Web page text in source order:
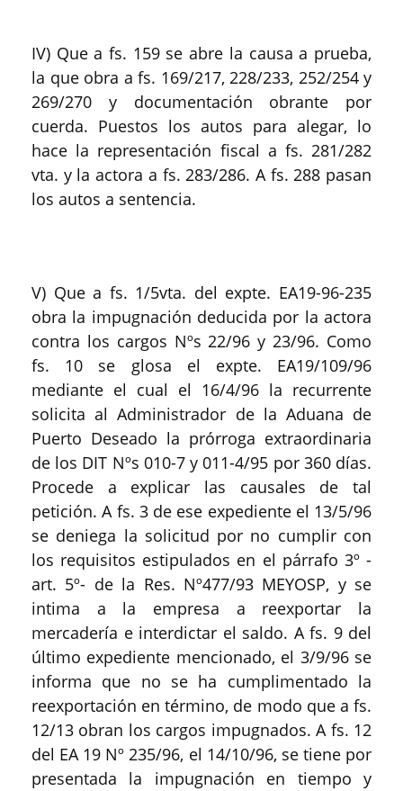
IV) Que a fs. 159 se abre la causa a prueba,
la que obra a fs. 169/217, 228/233, 252/254 y
269/270 y documentación obrante por
cuerda. Puestos los autos para alegar, lo
hace la representación fiscal a fs. 281/282
vta. y la actora a fs. 283/286. A fs. 288 pasan
los autos a sentencia.
V) Que a fs. 1/5vta. del expte. EA19-96-235
obra la impugnación deducida por la actora
contra los cargos Nºs 22/96 y 23/96. Como
fs. 10 se glosa el expte. EA19/109/96
mediante el cual el 16/4/96 la recurrente
solicita al Administrador de la Aduana de
Puerto Deseado la prórroga extraordinaria
de los DIT Nºs 010-7 y 011-4/95 por 360 días.
Procede a explicar las causales de tal
petición. A fs. 3 de ese expediente el 13/5/96
se deniega la solicitud por no cumplir con
los requisitos estipulados en el párrafo 3º -
art. 5º- de la Res. Nº477/93 MEYOSP, y se
intima a la empresa a reexportar la
mercadería e interdictar el saldo. A fs. 9 del
último expediente mencionado, el 3/9/96 se
informa que no se ha cumplimentado la
reexportación en término, de modo que a fs.
12/13 obran los cargos impugnados. A fs. 12
del EA 19 Nº 235/96, el 14/10/96, se tiene por
presentada la impugnación en tiempo y